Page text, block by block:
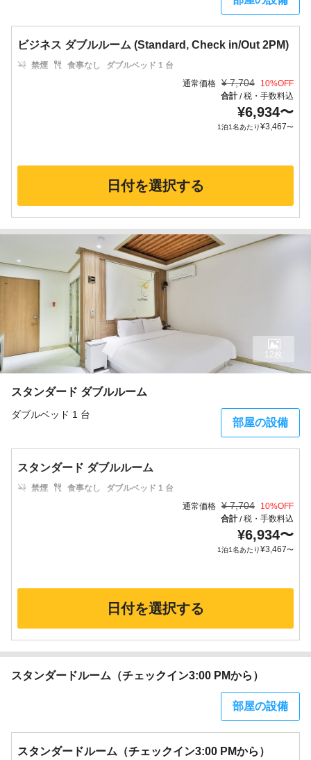
ビジネス ダブルルーム (Standard, Check in/Out 2PM)
禁煙 食事なし
ダブルベッド 1 台
通常価格 ¥ 7,704 10%OFF
合計/税・手数料込
¥6,934〜
1泊1名あたり¥3,467〜
日付を選択する
スタンダード ダブルルーム
ダブルベッド 1 台
部屋の設備
12枚
スタンダード ダブルルーム
禁煙 食事なし
ダブルベッド 1 台
通常価格 ¥ 7,704 10%OFF
合計/税・手数料込
¥6,934〜
1泊1名あたり¥3,467〜
日付を選択する
スタンダードルーム（チェックイン3:00 PMから）
部屋の設備
スタンダードルーム（チェックイン3:00 PMから）